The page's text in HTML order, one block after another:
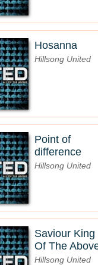
Hosanna
Hillsong United
Point of
difference
Hillsong United
Saviour King
Of The
Hillsong United